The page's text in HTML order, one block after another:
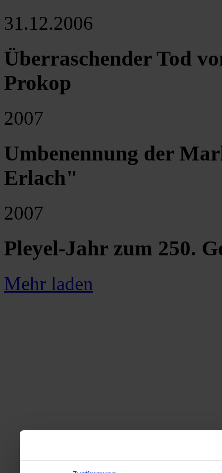
31.12.2006
Überraschender Tod
Prokop
2007
Umbenennung der
Erlach"
2007
Pleyel-Jahr zum 250.
Mehr laden